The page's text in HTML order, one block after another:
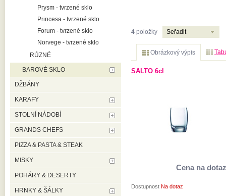
4 položky Seřadit
Obrázkový výpis
SALTO 6cl
Cena na dotaz
Dostupnost Na dotaz
Prysm - tvrzené sklo
Princesa - tvrzené sklo
Forum - tvrzené sklo
Norvege - tvrzené sklo
RŮZNÉ
BAROVÉ SKLO
DŽBÁNY
KARAFY
STOLNÍ NÁDOBÍ
GRANDS CHEFS
PIZZA & PASTA & STEAK
MISKY
POHÁRY & DESERTY
HRNKY & ŠÁLKY